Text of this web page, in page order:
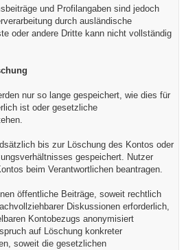
und Profilangaben sind jedoch
durch ausländische
oder andere Dritte kann nicht vollständig
nur so lange gespeichert, wie dies für
ist oder gesetzliche
bis zur Löschung des Kontos oder
gespeichert. Nutzer
beim Verantwortlichen beantragen.
öffentliche Beiträge, soweit rechtlich
Diskussionen erforderlich,
Kontobezugs anonymisiert
auf Löschung konkreter
soweit die gesetzlichen